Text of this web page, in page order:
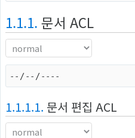
1.1.1. 문서 ACL
1.1.1.1. 문서 편집 ACL